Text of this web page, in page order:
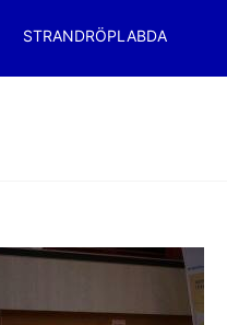
STRANDRÖPLABDA